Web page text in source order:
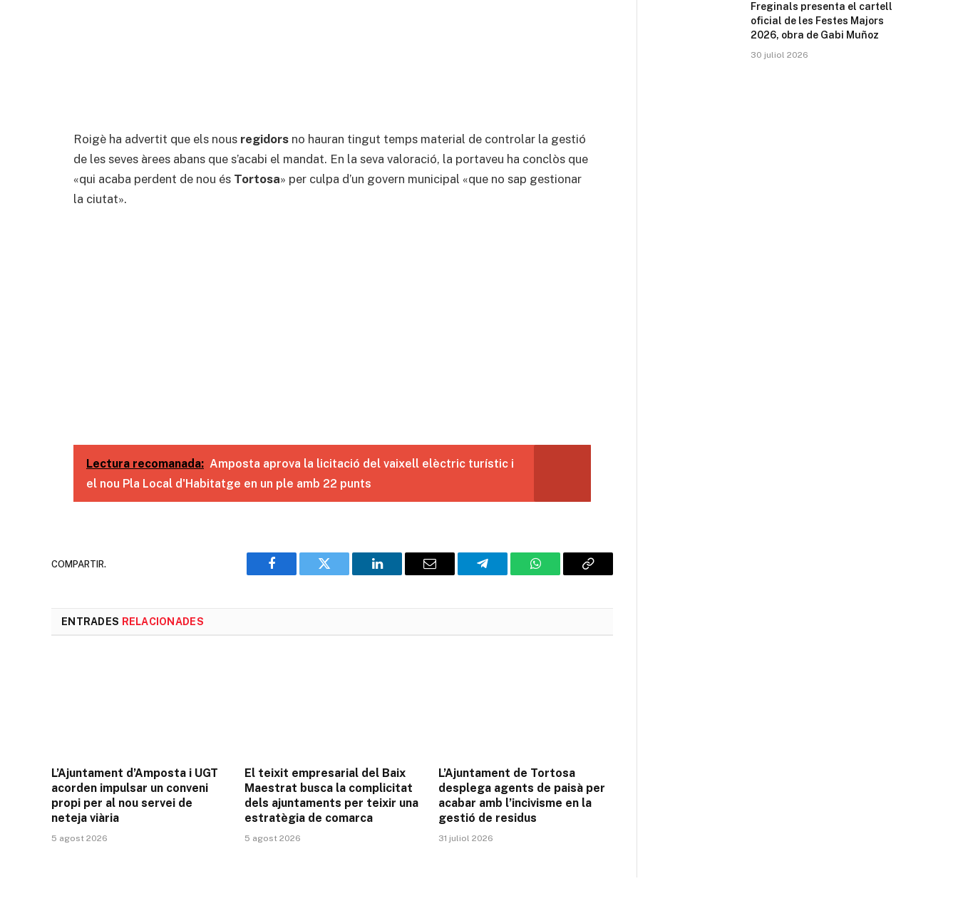
Roigè ha advertit que els nous regidors no hauran tingut temps material de controlar la gestió
de les seves àrees abans que s’acabi el mandat. En la seva valoració, la portaveu ha conclòs que
«qui acaba perdent de nou és Tortosa» per culpa d’un govern municipal «que no sap gestionar
la ciutat».
Lectura recomanada: Amposta aprova la licitació del vaixell elèctric turístic i
el nou Pla Local d'Habitatge en un ple amb 22 punts
COMPARTIR.
Facebook Twitter LinkedIn Email Telegram WhatsAppCopia
ENTRADES RELACIONADES
L’Ajuntament d’Amposta i UGT
acorden impulsar un conveni
propi per al nou servei de
neteja viària
5 agost 2026
El teixit empresarial del Baix
Maestrat busca la complicitat
dels ajuntaments per teixir una
estratègia de comarca
5 agost 2026
L’Ajuntament de Tortosa
desplega agents de paisà per
acabar amb l’incivisme en la
gestió de residus
31 juliol 2026
Freginals presenta el cartell
oficial de les Festes Majors
2026, obra de Gabi Muñoz
30 juliol 2026